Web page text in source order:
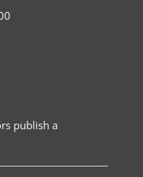
publish a